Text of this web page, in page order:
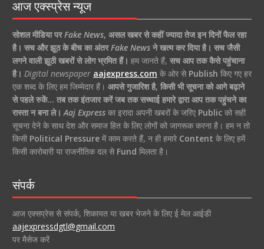
आज एक्स्प्रेस न्यूज
सोशल मीडिया पर Fake News, असल खबर से कहीं ज्यादा तेज इन दिनों फैल रहा
है। सच और झूठ के बीच का अंतर Fake Newsने खत्म कर दिया है। सच जैसी
लगने वाली झूठी खबरों से लोग भ्रमित हैं। हम जानते हैं, सच आप तक कैसे पहुंचाना
है। Digital newspaper aajexpress.com के ओर से Publish किए गए हर
एक शब्द के लिए हम जिम्मेदार हैं। आपसे गुजारिश है, किसी भी सूचना को आगे बढ़ाने
से पहले रुकें… तब तक इंतजार करें जब तक सच्चाई हमारे द्वारा आप तक पहुंचने का
रास्ता न बना ले। Aaj Expressका इरादा अपनी खबरों के जरिए Publicको सही
सूचना देने के साथ देश और समाज हित के लिए लोगों को जागरूक करना है। हम न तो
किसी Political Pressureमें काम करते हैं, न ही हमारे Content के लिए हमें
किसी कारोबारी या राजनीतिक दल से Fund मिलता है।
संपर्क
आज एक्सप्रेस से संपर्क, शिकायत या खबर भेजने के लिए ई मेल आईडी
aajexpressdgtl@gmail.com
पर मैसेज करें